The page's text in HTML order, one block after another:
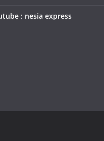
: nesia express